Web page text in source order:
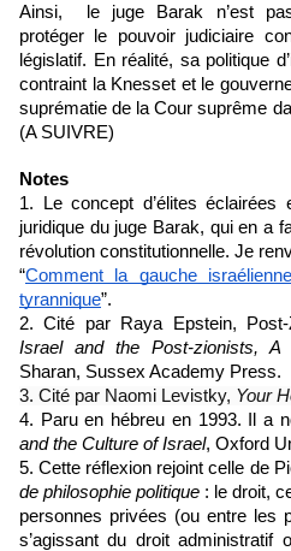
Ainsi,  le juge Barak n’est
protéger le pouvoir judiciaire
législatif. En réalité, sa politique
contraint la Knesset et le
suprématie de la Cour suprême
(A SUIVRE)
Notes
1. Le concept d’élites
juridique du juge Barak, qui en a
révolution constitutionnelle. Je
“Comment la gauche
tyrannique”.
Israel and the Post-zionists,
Sharan, Sussex Academy Press.
3. Cité par Naomi Levistky, Your
4. Paru en hébreu en 1993. Il a
and the Culture of Israel, Oxford
5. Cette réflexion rejoint celle de
de philosophie politique : le droit,
personnes privées (ou entre les
s’agissant du droit